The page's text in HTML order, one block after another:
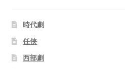
時代劇
任侠
西部劇